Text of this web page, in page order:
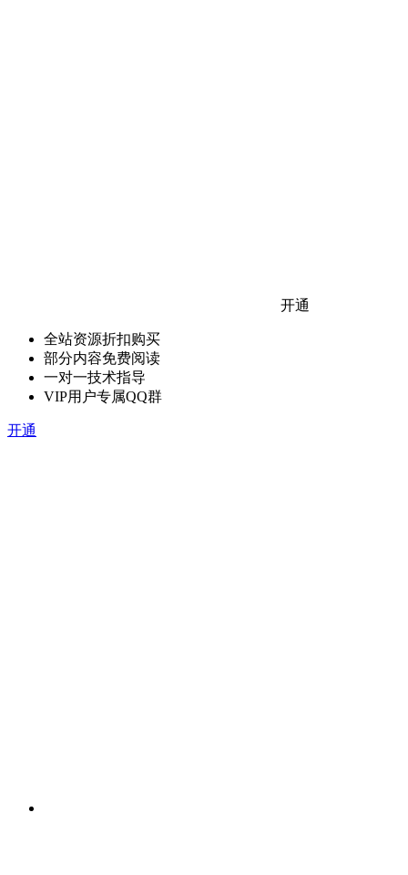
开通
全站资源折扣购买
部分内容免费阅读
一对一技术指导
VIP用户专属QQ群
开通